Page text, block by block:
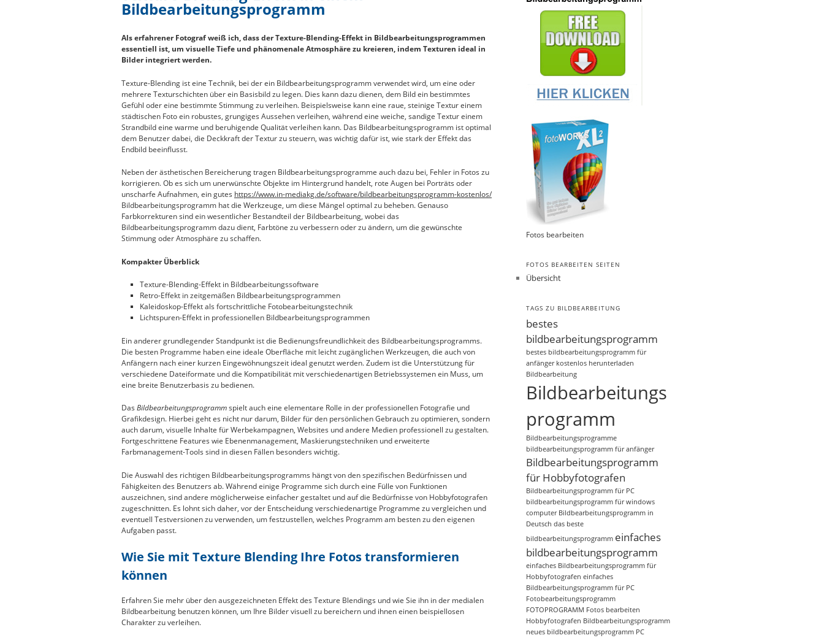
Bildbearbeitungsprogramm
Als erfahrener Fotograf weiß ich, dass der Texture-Blending-Effekt in Bildbearbeitungsprogrammen
essentiell ist, um visuelle Tiefe und phänomenale Atmosphäre zu kreieren, indem Texturen ideal in
Bilder integriert werden.
Texture-Blending ist eine Technik, bei der ein Bildbearbeitungsprogramm verwendet wird, um eine oder
mehrere Texturschichten über ein Basisbild zu legen. Dies kann dazu dienen, dem Bild ein bestimmtes
Gefühl oder eine bestimmte Stimmung zu verleihen. Beispielsweise kann eine raue, steinige Textur einem
städtischen Foto ein robustes, grungiges Aussehen verleihen, während eine weiche, sandige Textur einem
Strandbild eine warme und beruhigende Qualität verleihen kann. Das Bildbearbeitungsprogramm ist optimal
dem Benutzer dabei, die Deckkraft der Textur zu steuern, was wichtig dafür ist, wie stark der Effekt das
Endbild beeinflusst.
Neben der ästhetischen Bereicherung tragen Bildbearbeitungsprogramme auch dazu bei, Fehler in Fotos zu
korrigieren. Ob es sich um unerwünschte Objekte im Hintergrund handelt, rote Augen bei Porträts oder
unscharfe Aufnahmen, ein gutes https://www.in-mediakg.de/software/bildbearbeitungsprogramm-kostenlos/
Bildbearbeitungsprogramm hat die Werkzeuge, um diese Mängel optimal zu beheben. Genauso
Farbkorrekturen sind ein wesentlicher Bestandteil der Bildbearbeitung, wobei das
Bildbearbeitungsprogramm dazu dient, Farbtöne zu verbessern oder zu ändern, um die gewünschte
Stimmung oder Atmosphäre zu schaffen.
Kompakter Überblick
Texture-Blending-Effekt in Bildbearbeitungssoftware
Retro-Effekt in zeitgemäßen Bildbearbeitungsprogrammen
Kaleidoskop-Effekt als fortschrittliche Fotobearbeitungstechnik
Lichtspuren-Effekt in professionellen Bildbearbeitungsprogrammen
Ein anderer grundlegender Standpunkt ist die Bedienungsfreundlichkeit des Bildbearbeitungsprogramms.
Die besten Programme haben eine ideale Oberfläche mit leicht zugänglichen Werkzeugen, die auch von
Anfängern nach einer kurzen Eingewöhnungszeit ideal genutzt werden. Zudem ist die Unterstützung für
verschiedene Dateiformate und die Kompatibilität mit verschiedenartigen Betriebssystemen ein Muss, um
eine breite Benutzerbasis zu bedienen.
Das Bildbearbeitungsprogrammspielt auch eine elementare Rolle in der professionellen Fotografie und
Grafikdesign. Hierbei geht es nicht nur darum, Bilder für den persönlichen Gebrauch zu optimieren, sondern
auch darum, visuelle Inhalte für Werbekampagnen, Websites und andere Medien professionell zu gestalten.
Fortgeschrittene Features wie Ebenenmanagement, Maskierungstechniken und erweiterte
Farbmanagement-Tools sind in diesen Fällen besonders wichtig.
Die Auswahl des richtigen Bildbearbeitungsprogramms hängt von den spezifischen Bedürfnissen und
Fähigkeiten des Benutzers ab. Während einige Programme sich durch eine Fülle von Funktionen
auszeichnen, sind andere möglicherweise einfacher gestaltet und auf die Bedürfnisse von Hobbyfotografen
zugeschnitten. Es lohnt sich daher, vor der Entscheidung verschiedenartige Programme zu vergleichen und
eventuell Testversionen zu verwenden, um festzustellen, welches Programm am besten zu den eigenen
Aufgaben passt.
Wie Sie mit Texture Blending Ihre Fotos transformieren
können
Erfahren Sie mehr über den ausgezeichneten Effekt des Texture Blendings und wie Sie ihn in der medialen
Bildbearbeitung benutzen können, um Ihre Bilder visuell zu bereichern und ihnen einen beispiellosen
Charakter zu verleihen.
Fotos bearbeiten
FOTOS BEARBEITEN SEITEN
Übersicht
TAGS ZU BILDBEARBEITUNG
bestes
bildbearbeitungsprogramm
bestes bildbearbeitungsprogramm für
anfänger kostenlos herunterladen
Bildbearbeitung
Bildbearbeitungs
programm
Bildbearbeitungsprogramme
bildbearbeitungsprogramm für anfänger
Bildbearbeitungsprogramm
für Hobbyfotografen
Bildbearbeitungsprogramm für PC
bildbearbeitungsprogramm für windows
computer Bildbearbeitungsprogramm in
Deutsch das beste
bildbearbeitungsprogramm einfaches
bildbearbeitungsprogramm
einfaches Bildbearbeitungsprogramm für
Hobbyfotografen einfaches
Bildbearbeitungsprogramm für PC
Fotobearbeitungsprogramm
FOTOPROGRAMM Fotos bearbeiten
Hobbyfotografen Bildbearbeitungsprogramm
neues bildbearbeitungsprogramm PC